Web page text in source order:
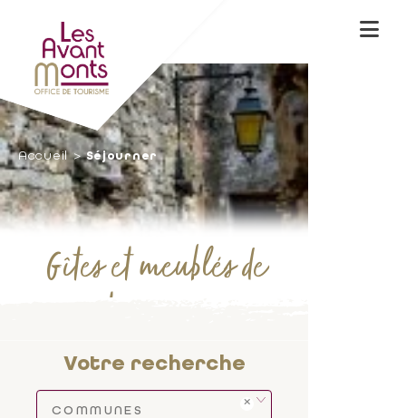
Accueil Séjourner
Gîtes et meublés de
Votre recherche
COMMUNES